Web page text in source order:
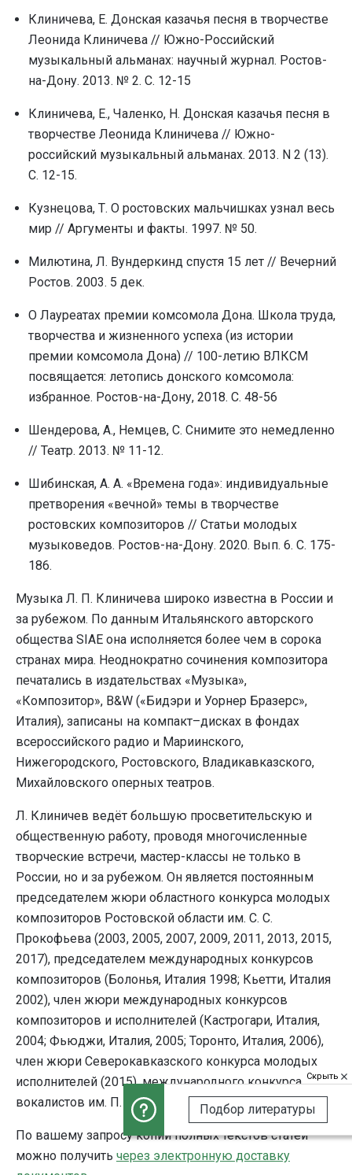
Клиничева, Е. Донская казачья песня в творчестве
Леонида Клиничева // Южно-Российский
музыкальный альманах: научный журнал. Ростов-
на-Дону. 2013. № 2. С. 12-15
Клиничева, Е., Чаленко, Н. Донская казачья песня в
творчестве Леонида Клиничева // Южно-
российский музыкальный альманах. 2013. N 2 (13).
С. 12-15.
Кузнецова, Т. О ростовских мальчишках узнал весь
мир // Аргументы и факты. 1997. № 50.
Милютина, Л. Вундеркинд спустя 15 лет // Вечерний
Ростов. 2003. 5 дек.
О Лауреатах премии комсомола Дона. Школа труда,
творчества и жизненного успеха (из истории
премии комсомола Дона) // 100-летию ВЛКСМ
посвящается: летопись донского комсомола:
избранное. Ростов-на-Дону, 2018. С. 48-56
Шендерова, А., Немцев, С. Снимите это немедленно
// Театр. 2013. № 11-12.
Шибинская, А. А. «Времена года»: индивидуальные
претворения «вечной» темы в творчестве
ростовских композиторов // Статьи молодых
музыковедов. Ростов-на-Дону. 2020. Вып. 6. С. 175-
186.
Музыка Л. П. Клиничева широко известна в России и
за рубежом. По данным Итальянского авторского
общества SIAE она исполняется более чем в сорока
странах мира. Неоднократно сочинения композитора
печатались в издательствах «Музыка»,
«Композитор», B&W («Бидэри и Уорнер Бразерс»,
Италия), записаны на компакт–дисках в фондах
всероссийского радио и Мариинского,
Нижегородского, Ростовского, Владикавказского,
Михайловского оперных театров.
Л. Клиничев ведёт большую просветительскую и
общественную работу, проводя многочисленные
творческие встречи, мастер-классы не только в
России, но и за рубежом. Он является постоянным
председателем жюри областного конкурса молодых
композиторов Ростовской области им. С. С.
Прокофьева (2003, 2005, 2007, 2009, 2011, 2013, 2015,
2017), председателем международных конкурсов
композиторов (Болонья, Италия 1998; Кьетти, Италия
2002), член жюри международных конкурсов
композиторов и исполнителей (Кастрогари, Италия,
2004; Фьюджи, Италия, 2005; Торонто, Италия, 2006),
член жюри Северокавказского конкурса молодых
исполнителей (2015), международного конкурса
вокалистов им. П. Лисициана (Владикавказ, 2017).
По вашему запросу копии полных текстов статей
можно получить через электронную доставку
Скрыть
Подбор литературы